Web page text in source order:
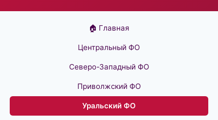
🏠 Главная
Центральный ФО
Северо-Западный ФО
Приволжский ФО
Уральский ФО